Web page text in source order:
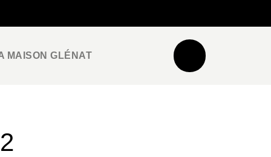
MAISON GLÉNAT